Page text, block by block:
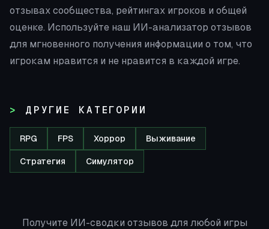
отзывах сообщества, рейтингах игроков и общей
оценке. Используйте наш ИИ-анализатор отзывов
для мгновенного получения информации о том, что
игрокам нравится и не нравится в каждой игре.
ДРУГИЕ КАТЕГОРИИ
RPG FPS Хоррор Выживание
Стратегия Симулятор
Получите ИИ-сводки отзывов для любой игры